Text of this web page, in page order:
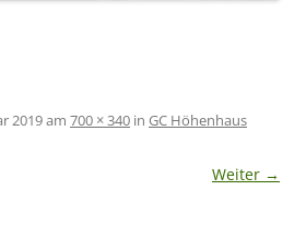
2019am 700 × 340 in GC Höhenhaus
Weiter →